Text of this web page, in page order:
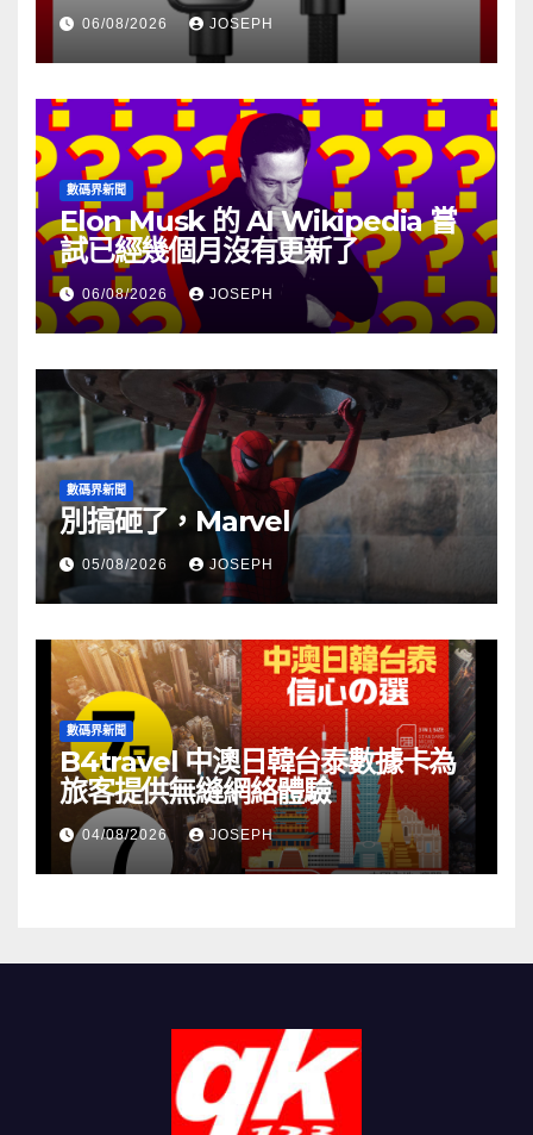
06/08/2026 JOSEPH
數碼界新聞
Elon Musk 的 AI Wikipedia 嘗
試已經幾個月沒有更新了
06/08/2026 JOSEPH
數碼界新聞
別搞砸了，Marvel
05/08/2026 JOSEPH
數碼界新聞
B4travel 中澳日韓台泰數據卡為
旅客提供無縫網絡體驗
04/08/2026 JOSEPH